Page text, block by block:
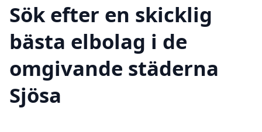
Sök efter en skicklig
bästa elbolag i de
omgivande städerna
Sjösa